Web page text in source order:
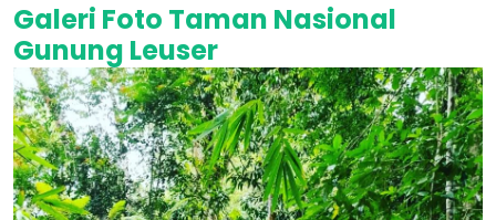
Galeri Foto Taman Nasional
Gunung Leuser